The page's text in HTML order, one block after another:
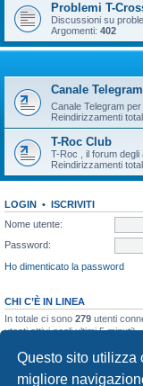
Questo sito utilizza
migliore
Problemi T-
Discussioni su
Argomenti: 402
Canale Telegram
Canale Telegram
Reindirizzamenti
T-Roc Club
T-Roc , il forum degli
Reindirizzamenti
LOGIN • ISCRIVITI
Nome utente:
Password:
Ho dimenticato la password
CHI C’È IN LINEA
In totale ci sono 279 utenti
utenti attivi negli ultimi 5 minuti)
STATISTICHE